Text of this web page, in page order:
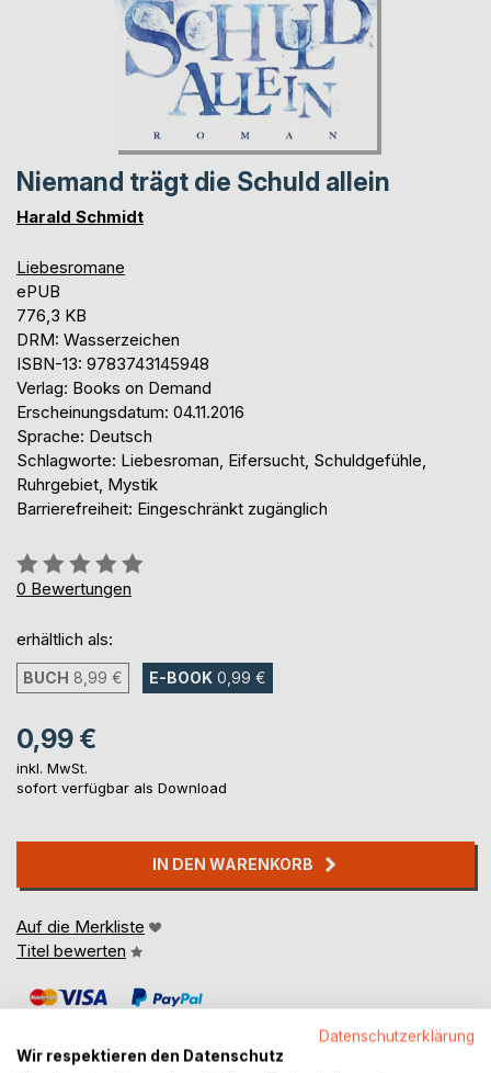
Niemand trägt die Schuld allein
Harald Schmidt
Liebesromane
ePUB
776,3 KB
DRM: Wasserzeichen
ISBN-13: 9783743145948
Verlag: Books on Demand
Erscheinungsdatum: 04.11.2016
Sprache: Deutsch
Schlagworte: Liebesroman, Eifersucht, Schuldgefühle,
Ruhrgebiet, Mystik
Barrierefreiheit: Eingeschränkt zugänglich
Bewertung::
0%
0 Bewertungen
erhältlich als:
BUCH 8,99 € E-BOOK 0,99 €
0,99 €
inkl. MwSt.
sofort verfügbar als Download
IN DEN WARENKORB
Auf die Merkliste
Titel bewerten
Datenschutzerklärung
Wir respektieren den Datenschutz